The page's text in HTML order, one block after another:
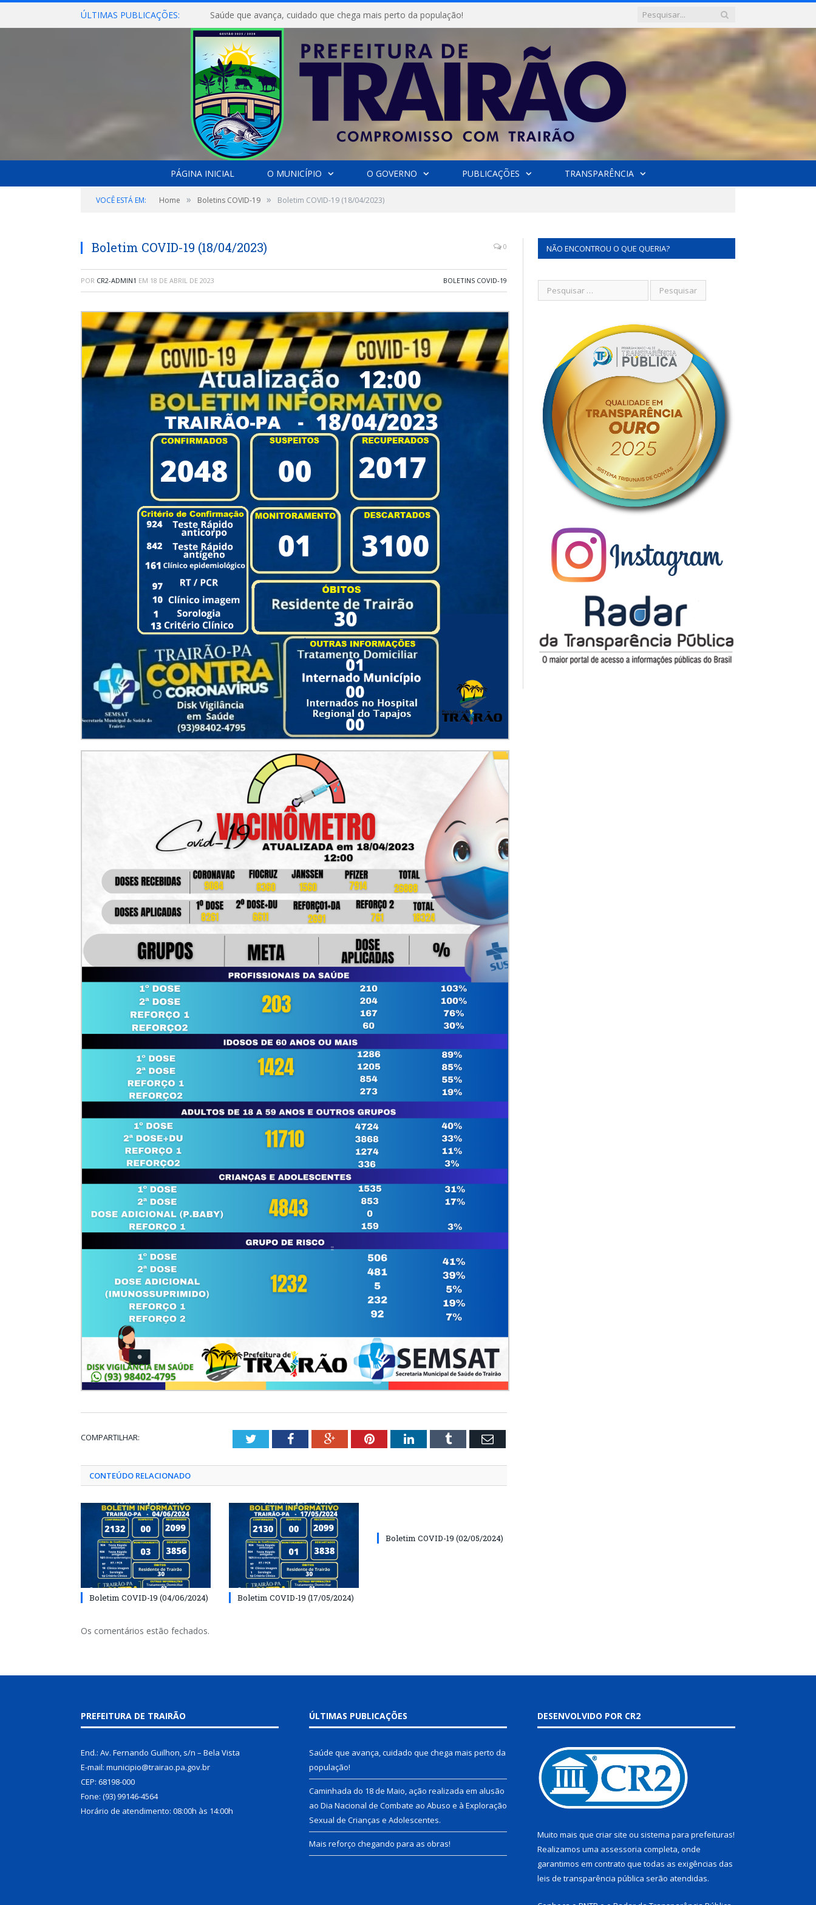
ÚLTIMAS PUBLICAÇÕES: Saúde que avança, cuidado que chega mais perto da população!
PÁGINA INICIAL O MUNICÍPIO O GOVERNO PUBLICAÇÕES TRANSPARÊNCIA
VOCÊ ESTÁ EM: Home » Boletins COVID-19 » Boletim COVID-19 (18/04/2023)
Boletim COVID-19 (18/04/2023) 0
POR CR2-ADMIN1 EM 18 DE ABRIL DE 2023 BOLETINS COVID-19
COMPARTILHAR: TwitterFacebookGoogle+PinterestLinkedInTumblr Email
CONTEÚDO RELACIONADO
Boletim COVID-19 (04/06/2024) Boletim COVID-19 (17/05/2024)
Boletim COVID-19 (02/05/2024)
Os comentários estão fechados.
NÃO ENCONTROU O QUE QUERIA?
PREFEITURA DE TRAIRÃO
End.: Av. Fernando Guilhon, s/n – Bela Vista
E-mail: municipio@trairao.pa.gov.br
CEP: 68198-000
Fone: (93) 99146-4564
Horário de atendimento: 08:00h às 14:00h
ÚLTIMAS PUBLICAÇÕES
Saúde que avança, cuidado que chega mais perto da
população!
Caminhada do 18 de Maio, ação realizada em alusão
ao Dia Nacional de Combate ao Abuso e à Exploração
Sexual de Crianças e Adolescentes.
Mais reforço chegando para as obras!
DESENVOLVIDO POR CR2
Muito mais que criar site ou sistema para prefeituras!
Realizamos uma assessoria completa, onde
garantimos em contrato que todas as exigências das
leis de transparência pública serão atendidas.